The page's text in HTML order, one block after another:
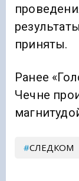
приняты.
Ранее
Чечне
СЛЕДКОМ